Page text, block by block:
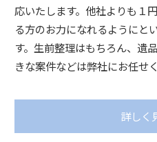
応いたします。他社よりも１
る方のお力になれるようにと
す。生前整理はもちろん、遺
きな案件などは弊社にお任せ
詳しく